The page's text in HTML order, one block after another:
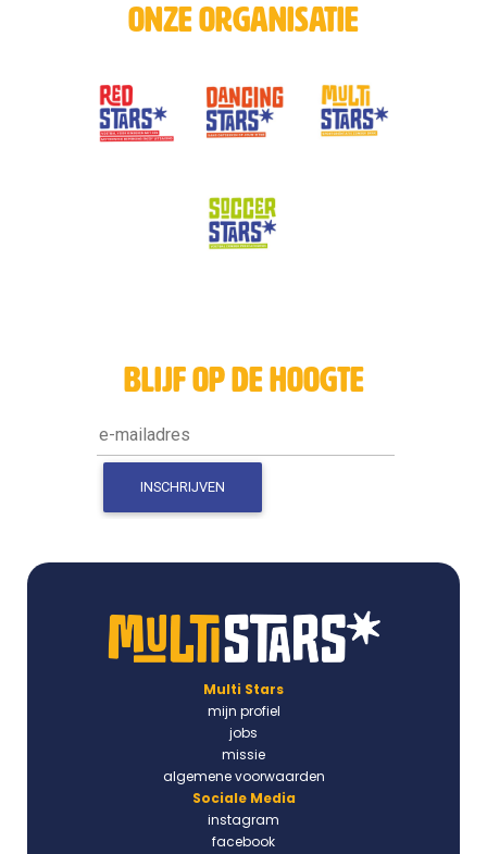
Onze organisatie
blijf op de hoogte
Multi Stars
mijn profiel
jobs
missie
algemene voorwaarden
Sociale Media
instagram
facebook